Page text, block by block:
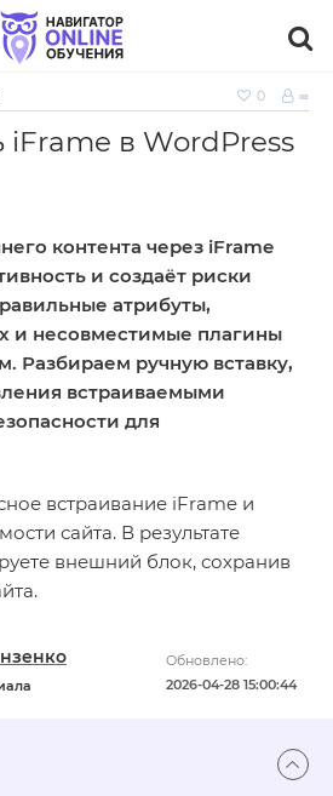
0 ∞
iFrame в WordPress
контента через iFrame
и создаёт риски
атрибуты,
и несовместимые плагины
Разбираем ручную вставку,
встраиваемыми
для
встраивание iFrame и
сайта. В результате
внешний блок, сохранив
Обновлено:
2026-04-28 15:00:44